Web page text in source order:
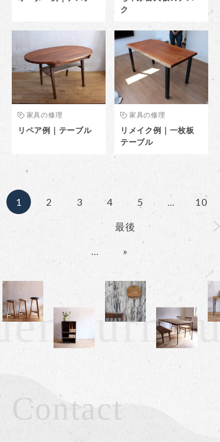
ク
家具の修理
リペア例｜テーブル
家具の修理
リメイク例｜一枚板
テーブル
1 2 3 4 5 ... 10
...
最後
»
Contact